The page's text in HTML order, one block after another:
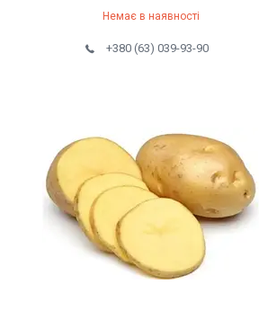
Немає в наявності
+380 (63) 039-93-90